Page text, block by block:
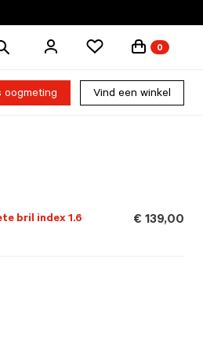
Zoek
0
oogmeting Vind een winkel
bril index 1.6 € 139,00